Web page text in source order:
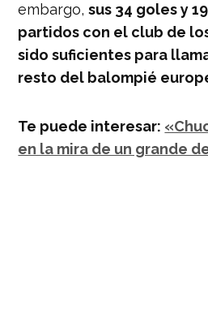
embargo,sus 34 goles y
partidos con el club de
sido suficientes para
resto del balompié
Te puede interesar:
en la mira de un grande